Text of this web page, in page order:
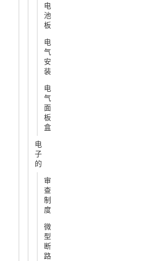
电
池
板
电
气
安
装
电
气
面
板
盒
电
子
的
审
查
制
度
微
型
断
路